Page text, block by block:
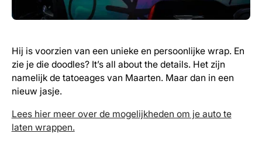
Hij is voorzien van een unieke en persoonlijke wrap. En
zie je die doodles? It’s all about the details. Het zijn
namelijk de tatoeages van Maarten. Maar dan in een
nieuw jasje.
Lees hier meer over de mogelijkheden om je auto te
laten wrappen.